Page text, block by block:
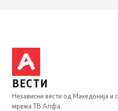
ВЕСТИ
Независни вести од Македонија и
мрежа ТВ Алфа.